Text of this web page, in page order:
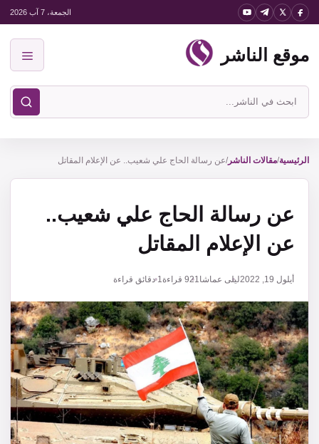
انتقل
المحتوى
الجمعة، 7 آب 2026
موقع الناشر
ابحث
في
الناشر
الرئيسية/مقالات الناشر/عن رسالة الحاج علي شعيب.. عن الإعلام المقاتل
عن رسالة الحاج علي شعيب..
عن الإعلام المقاتل
أيلول 19, 2022 ليلى عماشا921 قراءة1 دقائق قراءة